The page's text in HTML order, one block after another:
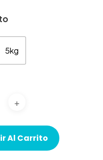
5kg
Al Carrito